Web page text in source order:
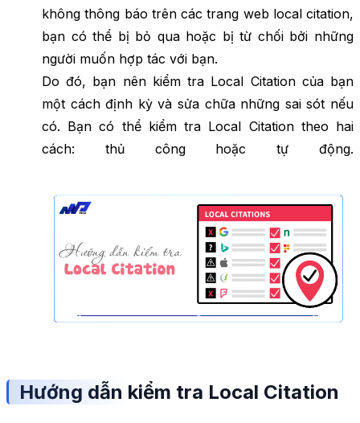
không thông báo trên các trang web local citation,
bạn có thể bị bỏ qua hoặc bị từ chối bởi những
người muốn hợp tác với bạn.
Do đó, bạn nên kiểm tra Local Citation của bạn
một cách định kỳ và sửa chữa những sai sót nếu
có. Bạn có thể kiểm tra Local Citation theo hai
cách: thủ công hoặc tự động.
Hướng dẫn kiểm tra Local Citation